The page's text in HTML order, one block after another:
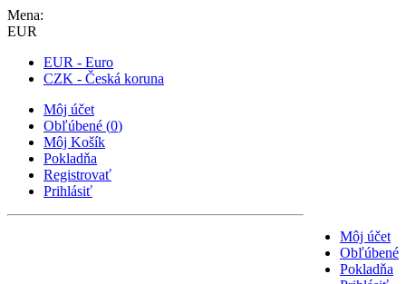
Mena:
EUR
EUR - Euro
CZK - Česká koruna
Môj účet
Obľúbené (0)
Môj Košík
Pokladňa
Registrovať
Prihlásiť
Môj účet
Obľúbené
Pokladňa